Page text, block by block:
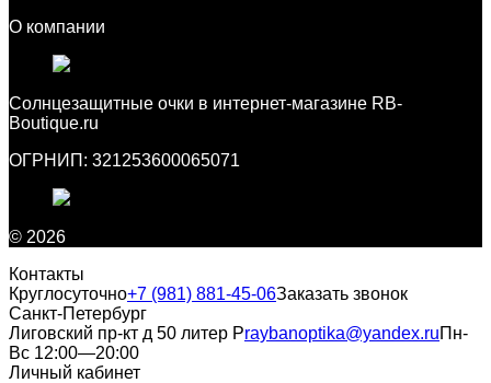
О компании
Cолнцезащитные очки в интернет-магазине RB-
Boutique.ru
ОГРНИП: 321253600065071
© 2026
Контакты
Круглосуточно+7 (981) 881-45-06Заказать звонок
Санкт-Петербург
Лиговский пр-кт д 50 литер Рraybanoptika@yandex.ruПн-
Вс 12:00—20:00
Личный кабинет